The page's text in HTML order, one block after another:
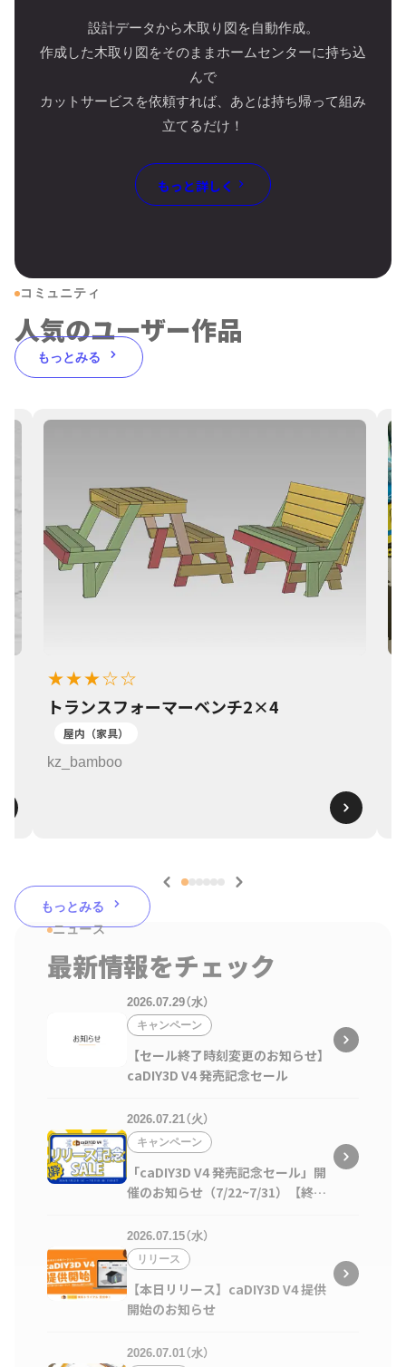
設計データから木取り図を自動作成。
作成した木取り図をそのままホームセンターに持ち込
んで
カットサービスを依頼すれば、あとは持ち帰って組み
立てるだけ！
もっと詳しく
コミュニティ
人気のユーザー作品
もっとみる
★★★☆☆
トランスフォーマーベンチ2×4
屋内（家具）
kz_bamboo
もっとみる
ニュース
最新情報をチェック
2026.07.29（水）
キャンペーン
【セール終了時刻変更のお知らせ】
caDIY3D V4 発売記念セール
2026.07.21（火）
キャンペーン
「caDIY3D V4 発売記念セール」開
催のお知らせ（7/22~7/31）【終了
2026.07.15（水）
リリース
【本日リリース】caDIY3D V4 提供
開始のお知らせ
2026.07.01（水）